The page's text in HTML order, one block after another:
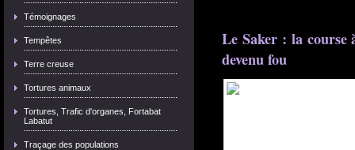
Témoignages
Tempêtes
Terre creuse
Tortures animaux
Tortures, Trafic d'organes, Fortabat
Labatut
Traçage des populations
Le Saker : la course
devenu fou